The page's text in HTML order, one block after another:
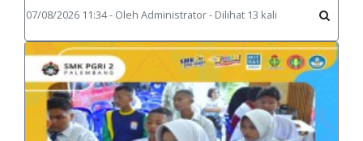
07/08/2026 11:34 - Oleh Administrator - Dilihat 13 kali